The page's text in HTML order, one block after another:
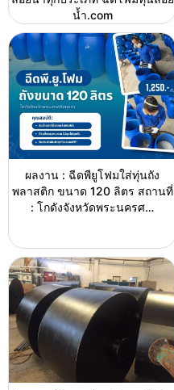
น้ำ.com
ผลงาน : ฉีดพียูโฟมใส่ทุ่นถัง
พลาสติก ขนาด 120 ลิตร สถานที่
: โกดังจังหวัดพระนครศ…